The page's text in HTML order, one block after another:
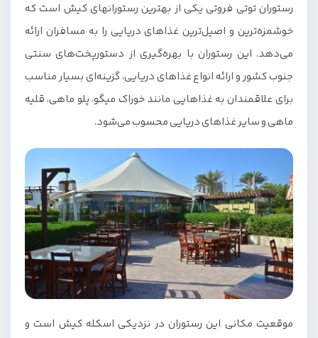
رستوران توتی فروتی یکی از بهترین رستورانهای کیش است که
خوشمزه‌ترین و اصیل‌ترین غذاهای دریایی را به مسافران ارائه
می‌دهد. این رستوران با بهره‌گیری از دستورپخت‌های سنتی
جنوب کشور و ارائه انواع غذاهای دریایی، گزینه‌ای بسیار مناسب
برای علاقمندان به غذاهایی مانند خوراک میگو، پلو ماهی، قلیه
ماهی و سایر غذاهای دریایی محسوب می‌شود.
موقعیت مکانی این رستوران در نزدیکی اسکله کیش است و